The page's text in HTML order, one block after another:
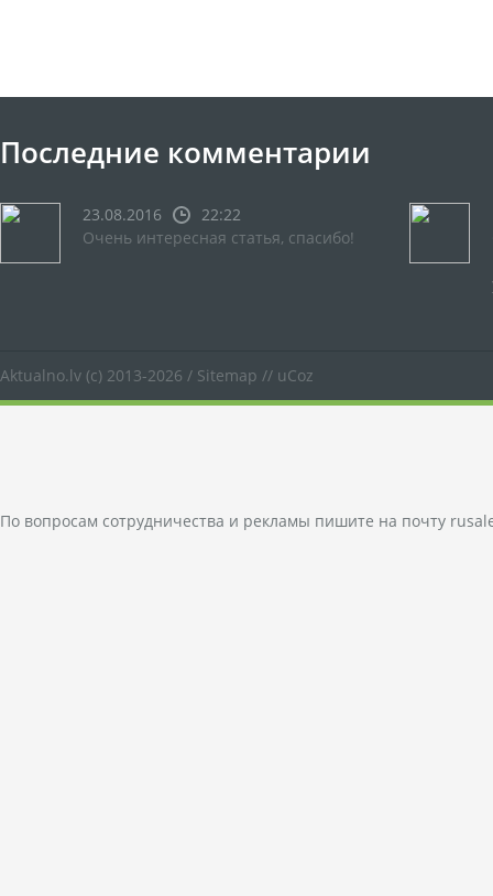
Последние комментарии
23.08.2016
22:22
Очень интересная статья, спасибо!
Aktualno.lv (c) 2013-2026 / Sitemap // uCoz
По вопросам сотрудничества и рекламы пишите на почту